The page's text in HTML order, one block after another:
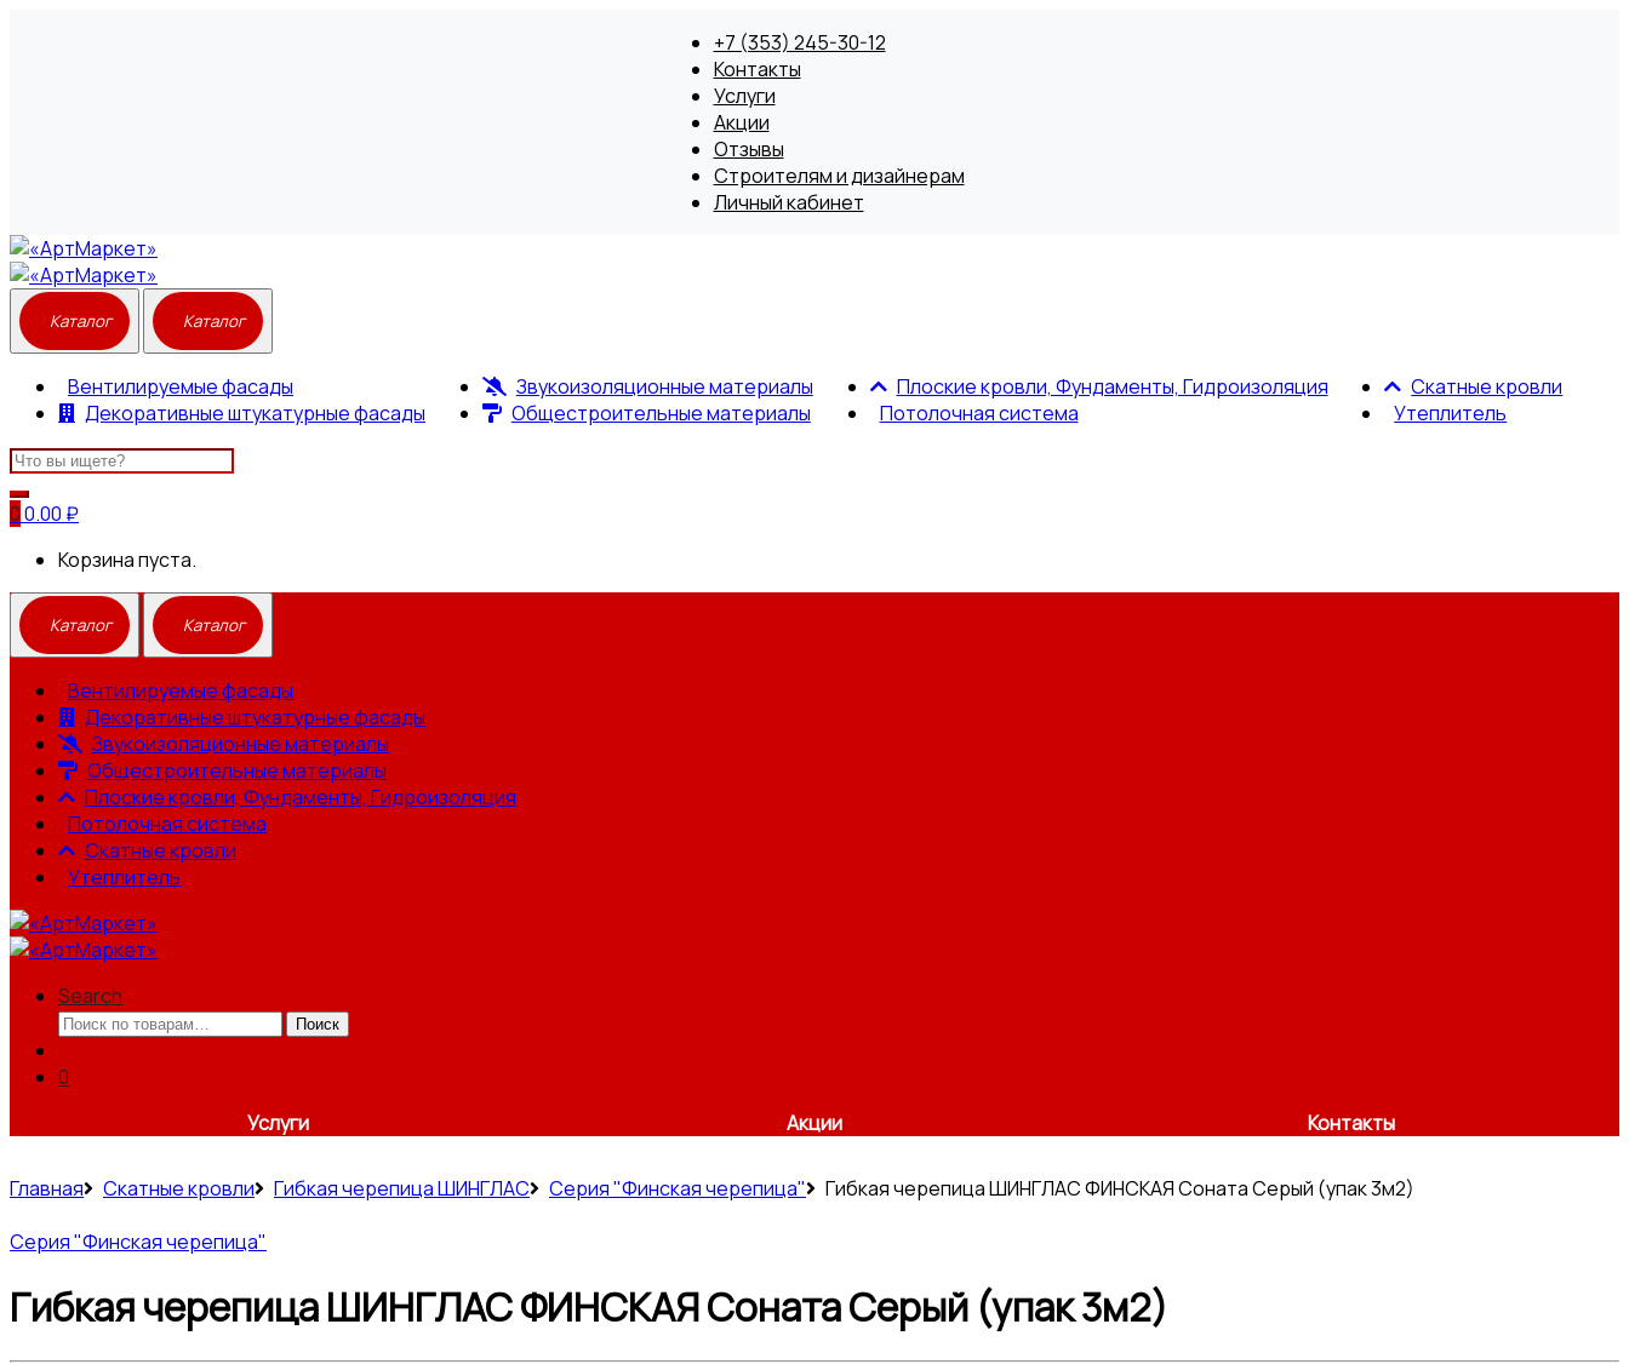
Вентилируемые фасады
Декоративные штукатурные фасады
Звукоизоляционные материалы
Общестроительные материалы
Плоские кровли, Фундаменты, Гидроизоляция
Потолочная система
Скатные кровли
Утеплитель
Search
for:
00.00 ₽
Корзина пуста.
+7 (353) 245-30-12
Контакты
Услуги
Акции
Отзывы
Строителям и дизайнерам
Личный кабинет
Вентилируемые фасады
Декоративные штукатурные фасады
Звукоизоляционные материалы
Общестроительные материалы
Плоские кровли, Фундаменты, Гидроизоляция
Потолочная система
Скатные кровли
Утеплитель
Search
Искать:
Поиск
0
Услуги
Акции Контакты
Главная Скатные кровли Гибкая черепица ШИНГЛАС Серия "Финская черепица"
Гибкая черепица ШИНГЛАС ФИНСКАЯ Соната Серый (упак 3м2)
Серия "Финская черепица"
Гибкая черепица ШИНГЛАС ФИНСКАЯ Соната Серый (упак 3м2)